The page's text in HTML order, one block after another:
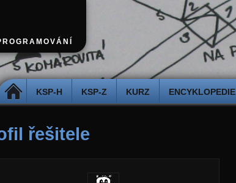
DOMŮ KSP-H KSP-Z KURZ ENCYKLOPEDIE
řešitele